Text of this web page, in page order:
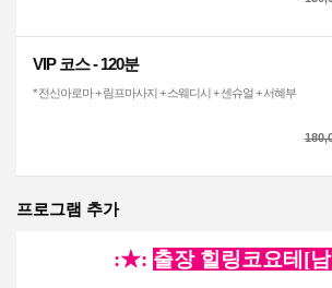
VIP 코스 - 120분
* 전신아로마 + 림프마사지 + 스웨디시 + 센슈얼 + 서혜부
프로그램 추가
:★: 출장 힐링코요테[